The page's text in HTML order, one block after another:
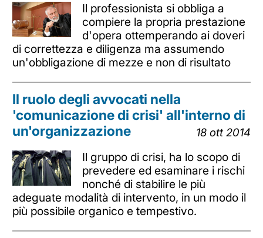
Il professionista si obbliga a
compiere la propria prestazione
d'opera ottemperando ai doveri
di correttezza e diligenza ma assumendo
un'obbligazione di mezze e non di risultato
Il ruolo degli avvocati nella
'comunicazione di crisi' all'interno di
un'organizzazione
18 ott 2014
Il gruppo di crisi, ha lo scopo di
prevedere ed esaminare i rischi
nonché di stabilire le più
adeguate modalità di intervento, in un modo il
più possibile organico e tempestivo.